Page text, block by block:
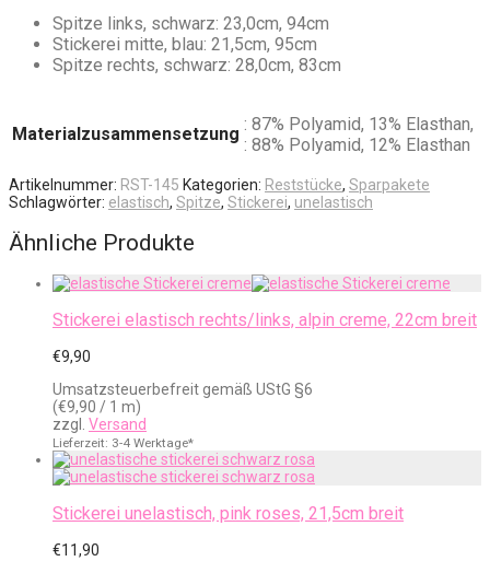
Spitze links, schwarz: 23,0cm, 94cm
Stickerei mitte, blau: 21,5cm, 95cm
Spitze rechts, schwarz: 28,0cm, 83cm
Materialzusammensetzung : 87% Polyamid, 13% Elasthan,
: 88% Polyamid, 12% Elasthan
Artikelnummer: RST-145 Kategorien: Reststücke, Sparpakete
Schlagwörter: elastisch, Spitze, Stickerei, unelastisch
Ähnliche Produkte
Stickerei elastisch rechts/links, alpin creme, 22cm breit
€9,90
Umsatzsteuerbefreit gemäß UStG §6
(€9,90 / 1 m)
zzgl. Versand
Lieferzeit: 3-4 Werktage*
Stickerei unelastisch, pink roses, 21,5cm breit
€11,90